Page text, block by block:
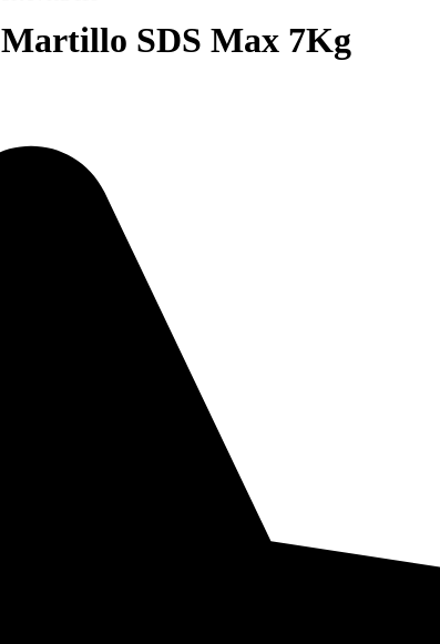
Martillo SDS Max 7Kg